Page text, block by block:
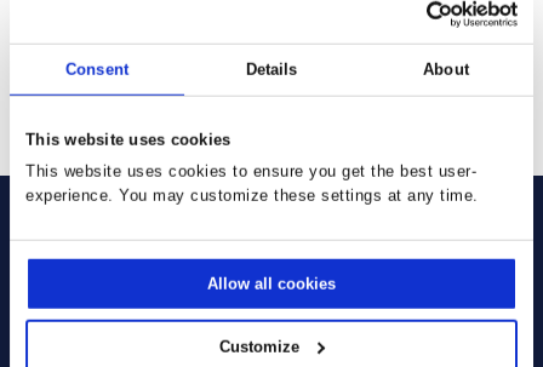
Consent Details About
This website uses cookies
This website uses cookies to ensure you get the best user-
experience. You may customize these settings at any time.
Allow all cookies
Customize
I agree to activate the ClickDimensions cookie (CUVID) which
means personal information will be transmitted
SENDEN
Sie verwenden bereits unsere